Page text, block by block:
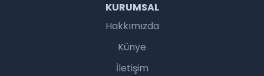
KURUMSAL
Hakkımızda
Künye
İletişim